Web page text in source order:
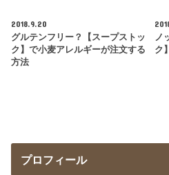
2018.9.20
グルテンフリー？【スープストッ
ク】で小麦アレルギーが注文する
方法
ノ
ク
プロフィール